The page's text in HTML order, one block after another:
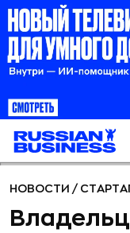
НОВОСТИ /